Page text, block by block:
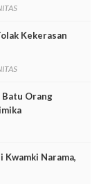
Kekerasan
Batu Orang
Kwamki Narama,